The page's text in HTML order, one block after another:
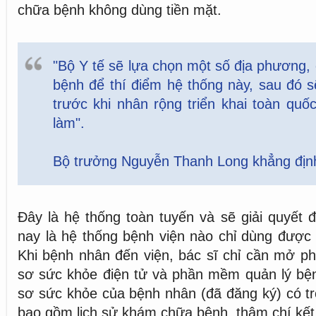
chữa bệnh không dùng tiền mặt.
"Bộ Y tế sẽ lựa chọn một số địa
bệnh để thí điểm hệ thống này, sau đó
trước khi nhân rộng triển khai toàn
làm".
Bộ trưởng Nguyễn Thanh Long khẳng
Đây là hệ thống toàn tuyến và sẽ giải quyết
nay là hệ thống bệnh viện nào chỉ dùng
Khi bệnh nhân đến viện, bác sĩ chỉ cần mở
sơ sức khỏe điện tử và phần mềm quản lý
sơ sức khỏe của bệnh nhân (đã đăng ký) có
bao gồm lịch sử khám chữa bệnh, thậm chí